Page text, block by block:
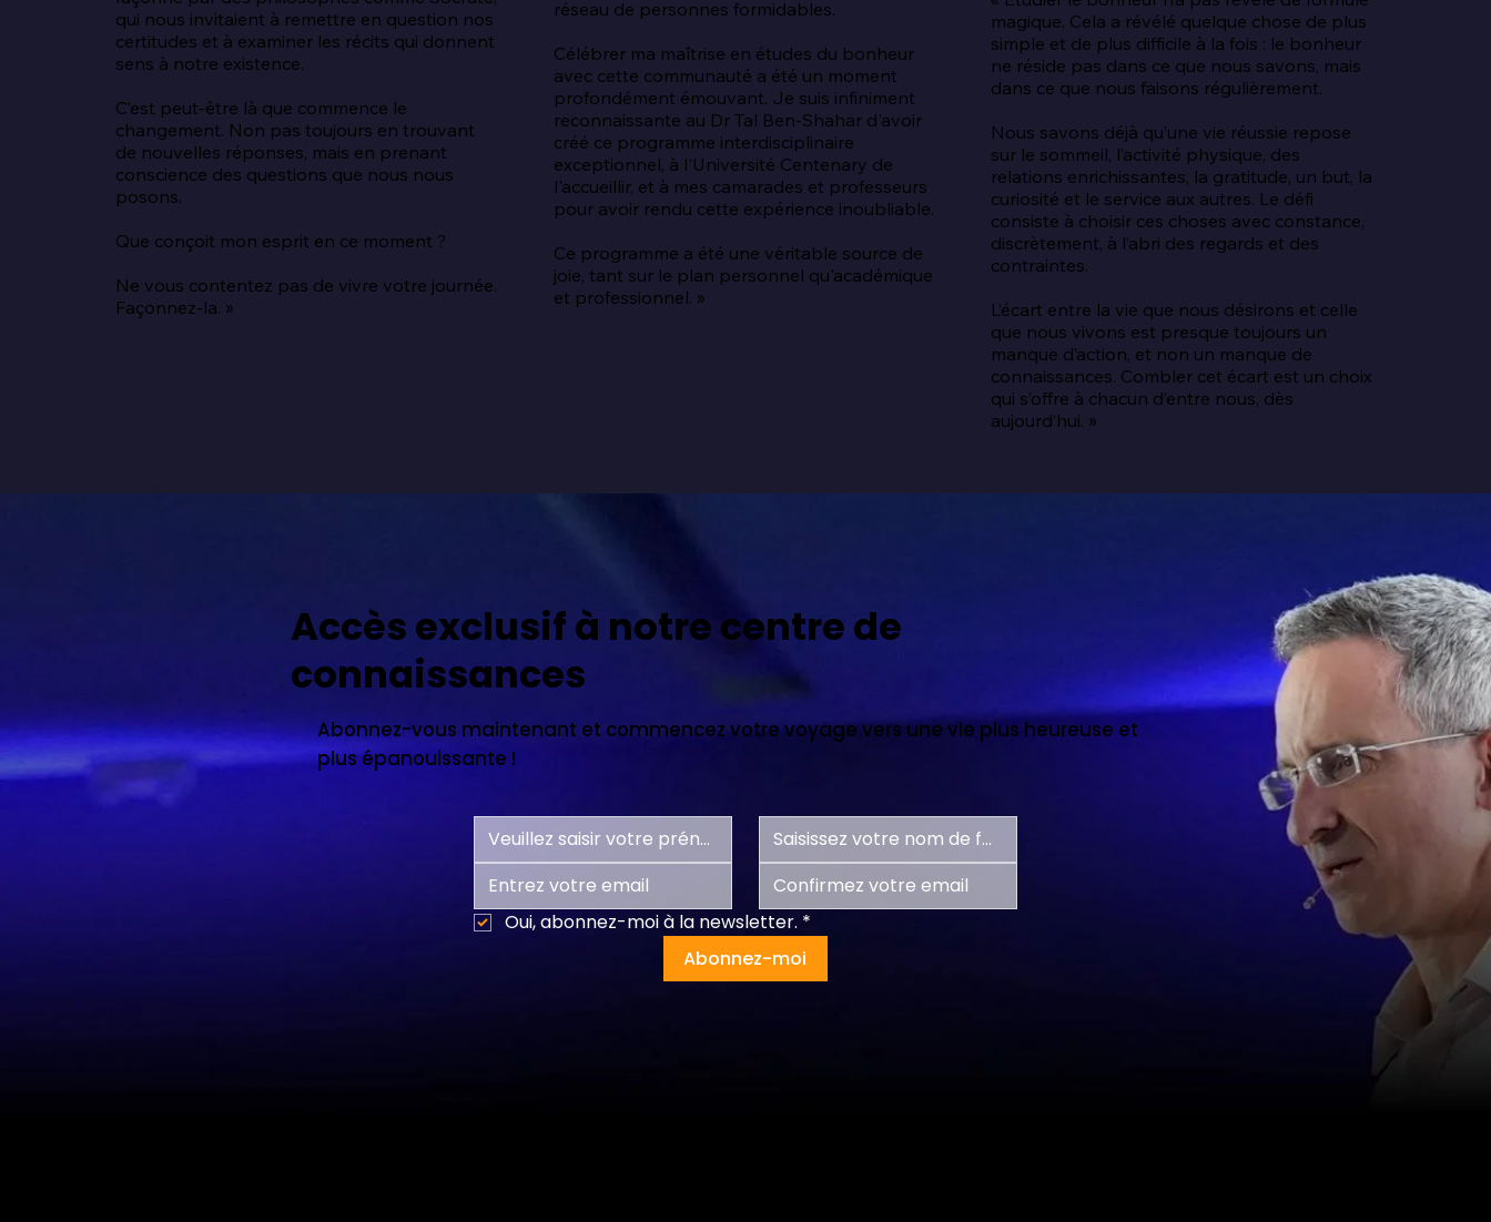
qui nous invitaient à remettre en question nos
certitudes et à examiner les récits qui donnent
sens à notre existence.
C’est peut-être là que commence le
changement. Non pas toujours en trouvant
de nouvelles réponses, mais en prenant
conscience des questions que nous nous
posons.
Que conçoit mon esprit en ce moment ?
Ne vous contentez pas de vivre votre journée.
Façonnez-la. »
réseau de personnes formidables.
Célébrer ma maîtrise en études du bonheur
avec cette communauté a été un moment
profondément émouvant. Je suis infiniment
reconnaissante au Dr Tal Ben-Shahar d'avoir
créé ce programme interdisciplinaire
exceptionnel, à l'Université Centenary de
l'accueillir, et à mes camarades et professeurs
pour avoir rendu cette expérience inoubliable.
Ce programme a été une véritable source de
joie, tant sur le plan personnel qu'académique
et professionnel. »
magique. Cela a révélé quelque chose de plus
simple et de plus difficile à la fois : le bonheur
ne réside pas dans ce que nous savons, mais
dans ce que nous faisons régulièrement.
Nous savons déjà qu’une vie réussie repose
sur le sommeil, l’activité physique, des
relations enrichissantes, la gratitude, un but, la
curiosité et le service aux autres. Le défi
consiste à choisir ces choses avec constance,
discrètement, à l’abri des regards et des
contraintes.
L’écart entre la vie que nous désirons et celle
que nous vivons est presque toujours un
manque d’action, et non un manque de
connaissances. Combler cet écart est un choix
qui s’offre à chacun d’entre nous, dès
aujourd’hui. »
Accès exclusif à notre centre de
connaissances
Abonnez-vous maintenant et commencez votre voyage vers une vie plus heureuse et
plus épanouissante !
Oui, abonnez-moi à la newsletter. *
Abonnez-moi